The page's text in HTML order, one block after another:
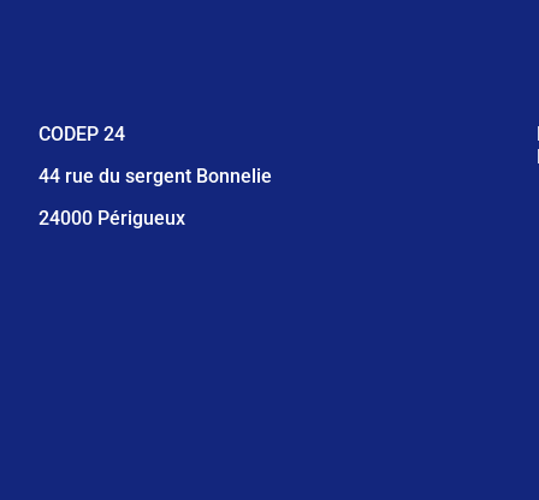
CODEP 24
44 rue du sergent Bonnelie
24000 Périgueux